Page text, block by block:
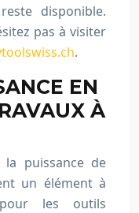
disponible.
pas à visiter
.
EN
À
puissance de
un élément à
les outils